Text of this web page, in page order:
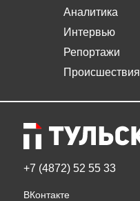
Аналитика
Интервью
Репортажи
Происшествия
+7 (4872) 52 55 33
ВКонтакте